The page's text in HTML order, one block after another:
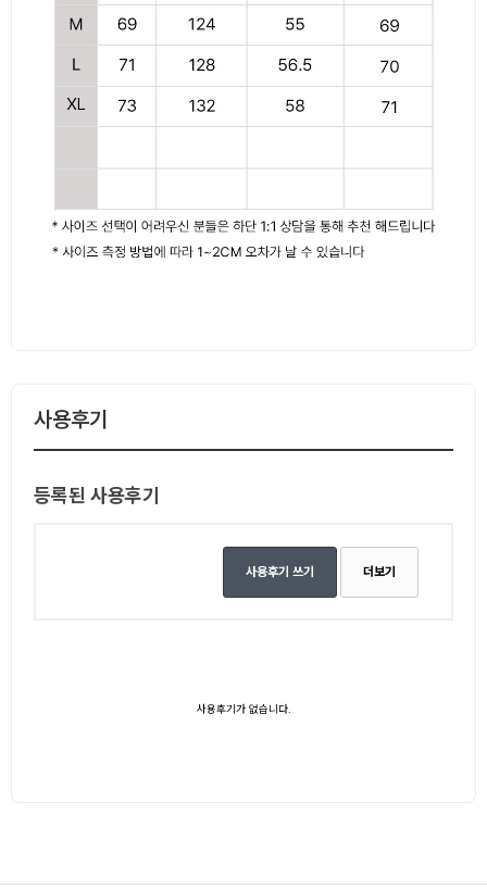
사용후기
등록된 사용후기
사용후기 쓰기 더보기
사용후기가 없습니다.